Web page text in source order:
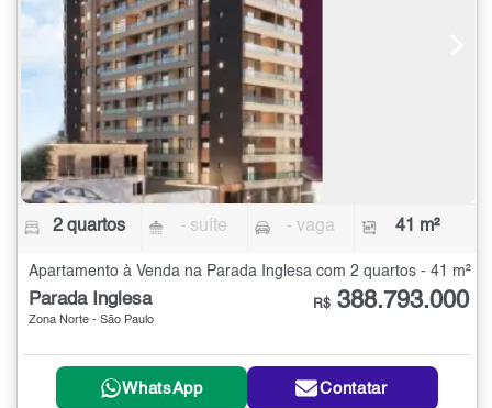
2 quartos - suíte - vaga 41 m²
Apartamento à Venda na Parada Inglesa com 2 quartos - 41 m²
Parada Inglesa
Zona Norte - São Paulo
R$ 388.793.000
WhatsApp Contatar